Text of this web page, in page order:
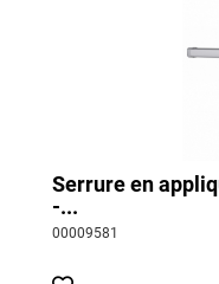
Serrure en
-...
00009581